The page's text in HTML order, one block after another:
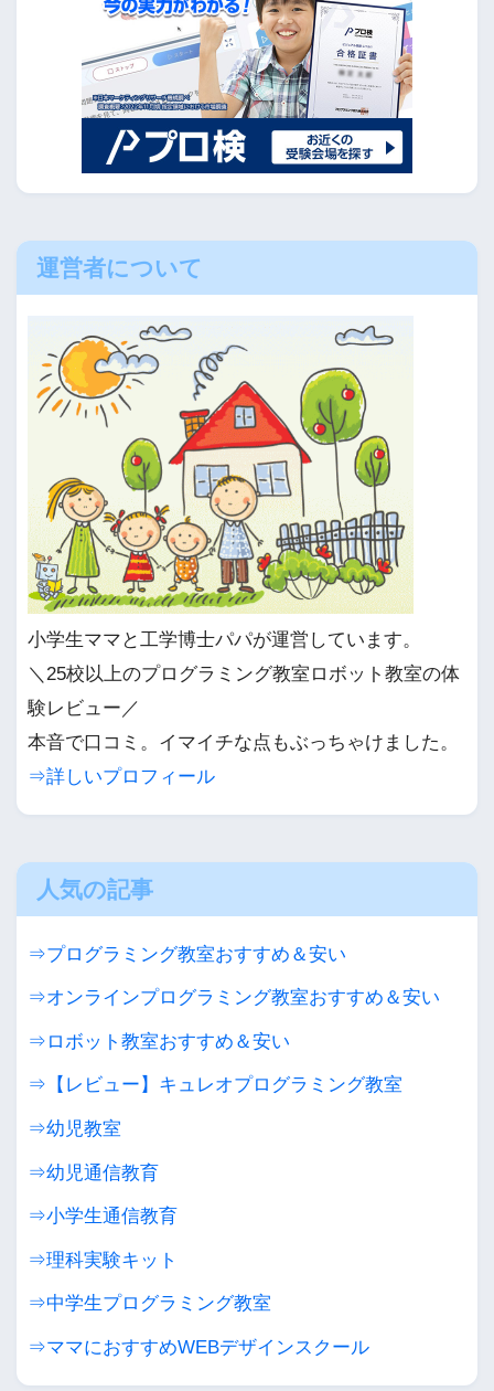
運営者について
小学生ママと工学博士パパが運営しています。
＼25校以上のプログラミング教室ロボット教室の体
験レビュー／
本音で口コミ。イマイチな点もぶっちゃけました。
⇒詳しいプロフィール
人気の記事
⇒プログラミング教室おすすめ＆安い
⇒オンラインプログラミング教室おすすめ＆安い
⇒ロボット教室おすすめ＆安い
⇒【レビュー】キュレオプログラミング教室
⇒幼児教室
⇒幼児通信教育
⇒小学生通信教育
⇒理科実験キット
⇒中学生プログラミング教室
⇒ママにおすすめWEBデザインスクール